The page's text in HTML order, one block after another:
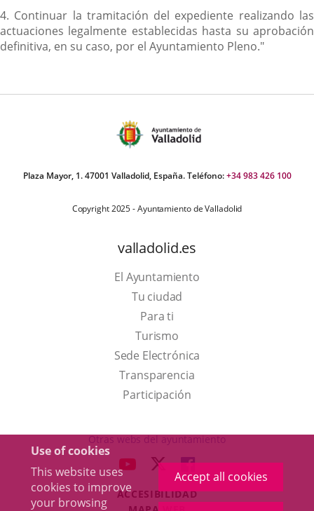
Use of cookies
This website uses
cookies to improve
your browsing
Accept all cookies
4. Continuar la tramitación del expediente realizando las
actuaciones legalmente establecidas hasta su aprobación
definitiva, en su caso, por el Ayuntamiento Pleno."
Plaza Mayor, 1. 47001 Valladolid, España. Teléfono:+34 983 426 100
Copyright 2025 - Ayuntamiento de Valladolid
valladolid.es
El Ayuntamiento
Tu ciudad
Para ti
TurismoThis
link
will
open
a
up
window.
Sede Electrónica
Transparencia
Participación
Otras webs del ayuntamiento
LINK
EXTERNAL
LINK
TO
EXTERNAL
LINK
TO
EXTERNAL
ACCESIBILIDAD